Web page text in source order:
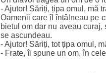
- Ajutor! Săriți, țipa omul, mă
Oamenii care îl întâlneau pe
bietul om dar nu aveau
se ascundeau.
- Ajutor! Săriți, tot țipa omul,
- Frate, îi spune un om, în